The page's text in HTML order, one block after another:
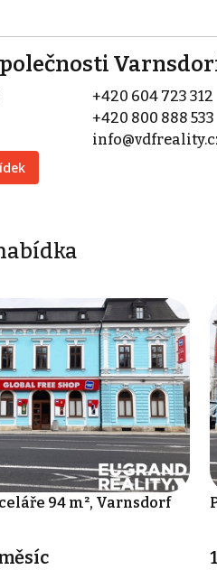
+420 604 723 312
+420 800 888 533
94 m², Varnsdorf